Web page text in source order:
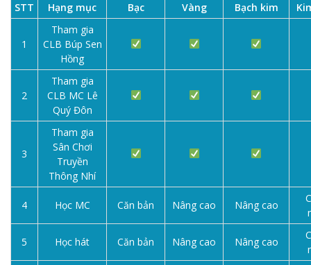
STT Hạng mục Bạc Vàng Bạch kim
1
Tham gia
CLB Búp Sen
Hồng
2
Tham gia
CLB MC Lê
Quý Đôn
3
Tham gia
Sân Chơi
Truyền
Thông Nhí
4 Học MC Căn bản Nâng cao Nâng cao
5 Học hát Căn bản Nâng cao Nâng cao